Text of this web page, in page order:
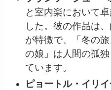
と室内楽において
した。彼の作品は
が特徴で、「冬の
の娘」は人間の孤
ています。
ピョートル・イリ